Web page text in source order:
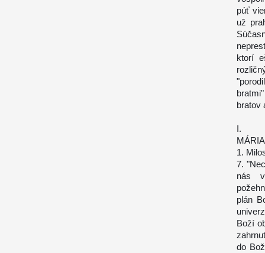
púť
už
ktorí
bratov
I.
1.
7.
nás v
plán
Boží
do